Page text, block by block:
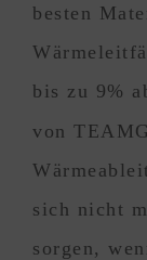
besten
bis zu 9%
von
sich nicht
sorgen,